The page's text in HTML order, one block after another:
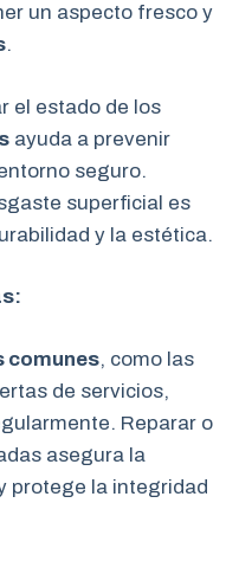
un aspecto fresco y
.
el estado de los
ayuda a prevenir
seguro.
superficial es
y la estética.
comunes, como las
de servicios,
Reparar o
asegura la
protege la integridad